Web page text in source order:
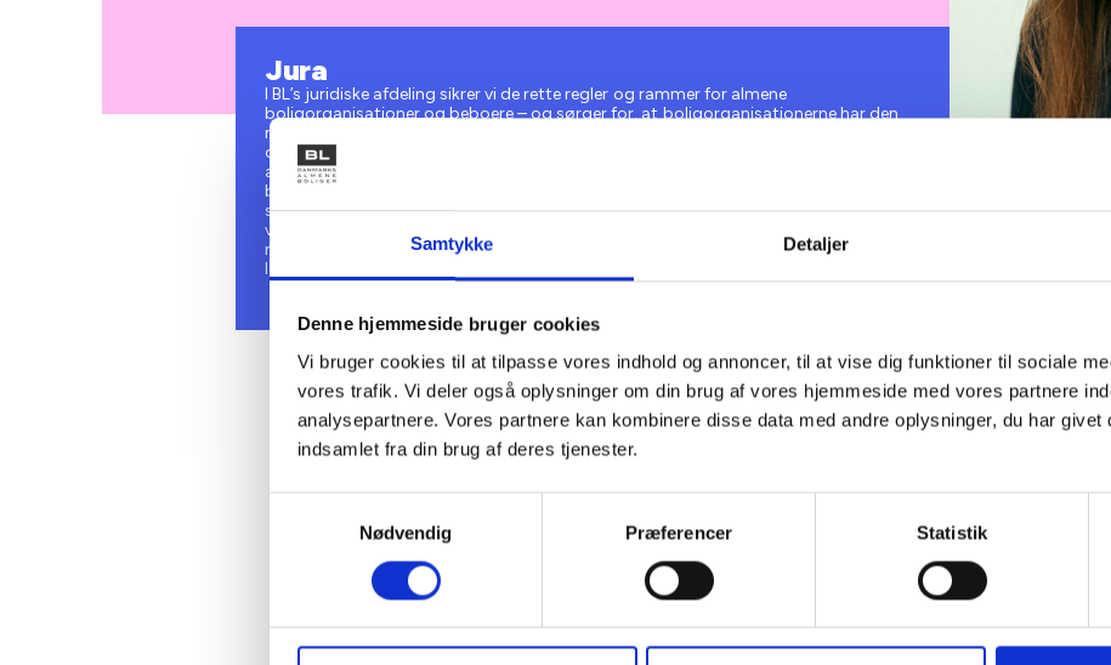
Samtykke Detaljer
Denne hjemmeside bruger cookies
Vi bruger cookies til at tilpasse vores indhold og annoncer, til at vise dig funktioner til sociale
vores trafik. Vi deler også oplysninger om din brug af vores hjemmeside med vores partnere
analysepartnere. Vores partnere kan kombinere disse data med andre oplysninger, du har givet
indsamlet fra din brug af deres tjenester.
Nødvendig
Præferencer Statistik
Jura
I BL’s juridiske afdeling sikrer vi de rette regler og rammer for almene
boligorganisationer og beboere – og sørger for, at boligorganisationerne har den
nødvendige viden. Vores primære opgave er at give input til ministerier og styrelser
om regler for almene boligorganisationer. Vi følger processen fra idé og politiske
aftaler til høringer og lovforslag i Folketinget. Samtidig hjælper vi
boligorganisationerne med at forstå og administrere de mange særlige regler i
sektoren. Det gør vi gennem vores juridiske hotline, artikler, BL’s kurser, temadage og
viden på hjemmesiden. Vi holder også boligorganisationerne opdaterede via
nyhedsbrevet BL Informerer, hvor vi formidler nødvendig viden om ny og ændret
lovgivning, vigtige praksisser og andre relevante emner.
Sara er
hvor hun blandt
Informerer. Sara
BL’s hotline
af møder i BL’s